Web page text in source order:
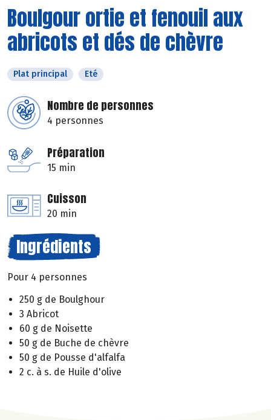
Boulgour ortie et fenouil aux
abricots et dés de chèvre
Plat principal Eté
Nombre de personnes
4 personnes
Préparation
15 min
Cuisson
20 min
Ingrédients
Pour 4 personnes
250 g de Boulghour
3 Abricot
60 g de Noisette
50 g de Buche de chèvre
50 g de Pousse d'alfalfa
2 c. à s. de Huile d'olive